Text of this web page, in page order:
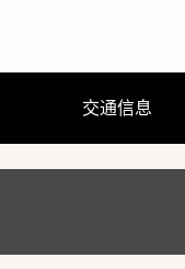
交通信息